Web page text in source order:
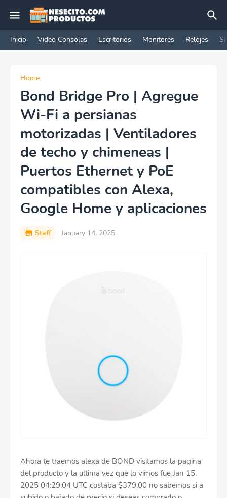
Inicio Video Consolas Escritorios Monitores Relojes
Home
Bond Bridge Pro | Agregue
Wi-Fi a persianas
motorizadas | Ventiladores
de techo y chimeneas |
Puertos Ethernet y PoE
compatibles con Alexa,
Google Home y aplicaciones
Staff January 14, 2025
Ahora te traemos alexa de BOND visitamos la pagina
del producto y la ultima vez que lo vimos fue Jan 15,
2025 04:29:04 UTC costaba $379.00 no sabemos si a